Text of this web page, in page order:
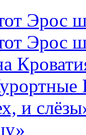
Эрос
Эрос
и